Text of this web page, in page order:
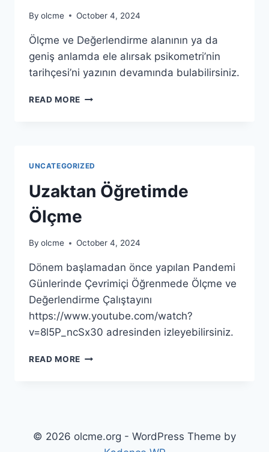
By olcme October 4, 2024
Ölçme ve Değerlendirme alanının ya da
geniş anlamda ele alırsak psikometri’nin
tarihçesi’ni yazının devamında bulabilirsiniz.
READ MORE ÖLÇMENIN
UNCATEGORIZED
Uzaktan Öğretimde
Ölçme
By olcme October 4, 2024
Dönem başlamadan önce yapılan Pandemi
Günlerinde Çevrimiçi Öğrenmede Ölçme ve
Değerlendirme Çalıştayını
https://www.youtube.com/watch?
v=8l5P_ncSx30 adresinden izleyebilirsiniz.
READ MORE UZAKTAN
© 2026 olcme.org - WordPress Theme by